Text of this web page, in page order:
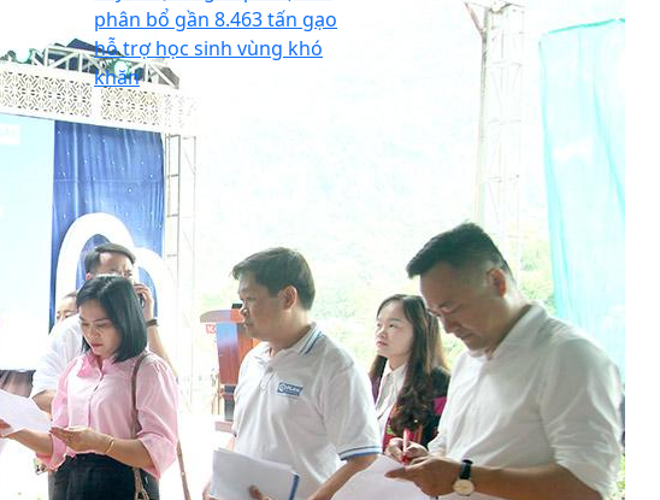
phân bổ gần 8.463 tấn gạo
hỗ trợ học sinh vùng khó
khăn